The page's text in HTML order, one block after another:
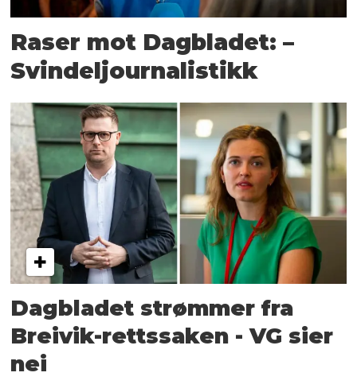
Raser mot Dagbladet: –
Svindeljournalistikk
Dagbladet strømmer fra
Breivik-rettssaken - VG sier
nei